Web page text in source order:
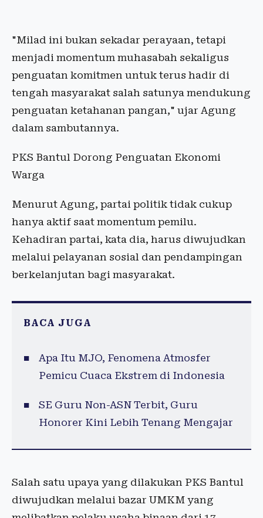
"Milad ini bukan sekadar perayaan, tetapi
menjadi momentum muhasabah sekaligus
penguatan komitmen untuk terus hadir di
tengah masyarakat salah satunya mendukung
penguatan ketahanan pangan," ujar Agung
dalam sambutannya.
PKS Bantul Dorong Penguatan Ekonomi
Warga
Menurut Agung, partai politik tidak cukup
hanya aktif saat momentum pemilu.
Kehadiran partai, kata dia, harus diwujudkan
melalui pelayanan sosial dan pendampingan
berkelanjutan bagi masyarakat.
BACA JUGA
Apa Itu MJO, Fenomena Atmosfer
Pemicu Cuaca Ekstrem di Indonesia
SE Guru Non-ASN Terbit, Guru
Honorer Kini Lebih Tenang Mengajar
Salah satu upaya yang dilakukan PKS Bantul
diwujudkan melalui bazar UMKM yang